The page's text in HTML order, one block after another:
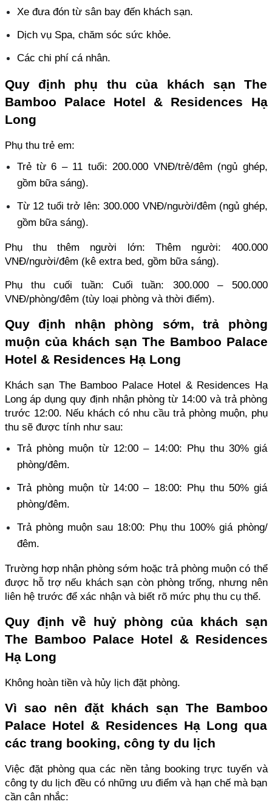
Xe đưa đón từ sân bay đến khách sạn.
Dịch vụ Spa, chăm sóc sức khỏe.
Các chi phí cá nhân.
Quy định phụ thu của khách sạn The
Bamboo Palace Hotel & Residences Hạ
Long
Phụ thu trẻ em:
Trẻ từ 6 – 11 tuổi: 200.000 VNĐ/trẻ/đêm (ngủ ghép,
gồm bữa sáng).
Từ 12 tuổi trở lên: 300.000 VNĐ/người/đêm (ngủ ghép,
gồm bữa sáng).
Phụ thu thêm người lớn: Thêm người: 400.000
VNĐ/người/đêm (kê extra bed, gồm bữa sáng).
Phụ thu cuối tuần: Cuối tuần: 300.000 – 500.000
VNĐ/phòng/đêm (tùy loại phòng và thời điểm).
Quy định nhận phòng sớm, trả phòng
muộn của khách sạn The Bamboo Palace
Hotel & Residences Hạ Long
Khách sạn The Bamboo Palace Hotel & Residences Hạ
Long áp dụng quy định nhận phòng từ 14:00 và trả phòng
trước 12:00. Nếu khách có nhu cầu trả phòng muộn, phụ
thu sẽ được tính như sau:
Trả phòng muộn từ 12:00 – 14:00: Phụ thu 30% giá
phòng/đêm.
Trả phòng muộn từ 14:00 – 18:00: Phụ thu 50% giá
phòng/đêm.
Trả phòng muộn sau 18:00: Phụ thu 100% giá phòng/
đêm.
Trường hợp nhận phòng sớm hoặc trả phòng muộn có thể
được hỗ trợ nếu khách sạn còn phòng trống, nhưng nên
liên hệ trước để xác nhận và biết rõ mức phụ thu cụ thể.
Quy định về huỷ phòng của khách sạn
The Bamboo Palace Hotel & Residences
Hạ Long
Không hoàn tiền và hủy lịch đặt phòng.
Vì sao nên đặt khách sạn The Bamboo
Palace Hotel & Residences Hạ Long qua
các trang booking, công ty du lịch
Việc đặt phòng qua các nền tảng booking trực tuyến và
công ty du lịch đều có những ưu điểm và hạn chế mà bạn
cần cân nhắc: